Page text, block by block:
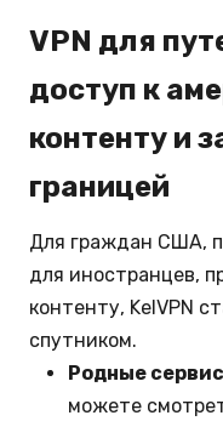
VPN для
доступ к
контенту и
границей
Для граждан США,
для иностранцев,
контенту, KelVPN
спутником.
Родные
можете